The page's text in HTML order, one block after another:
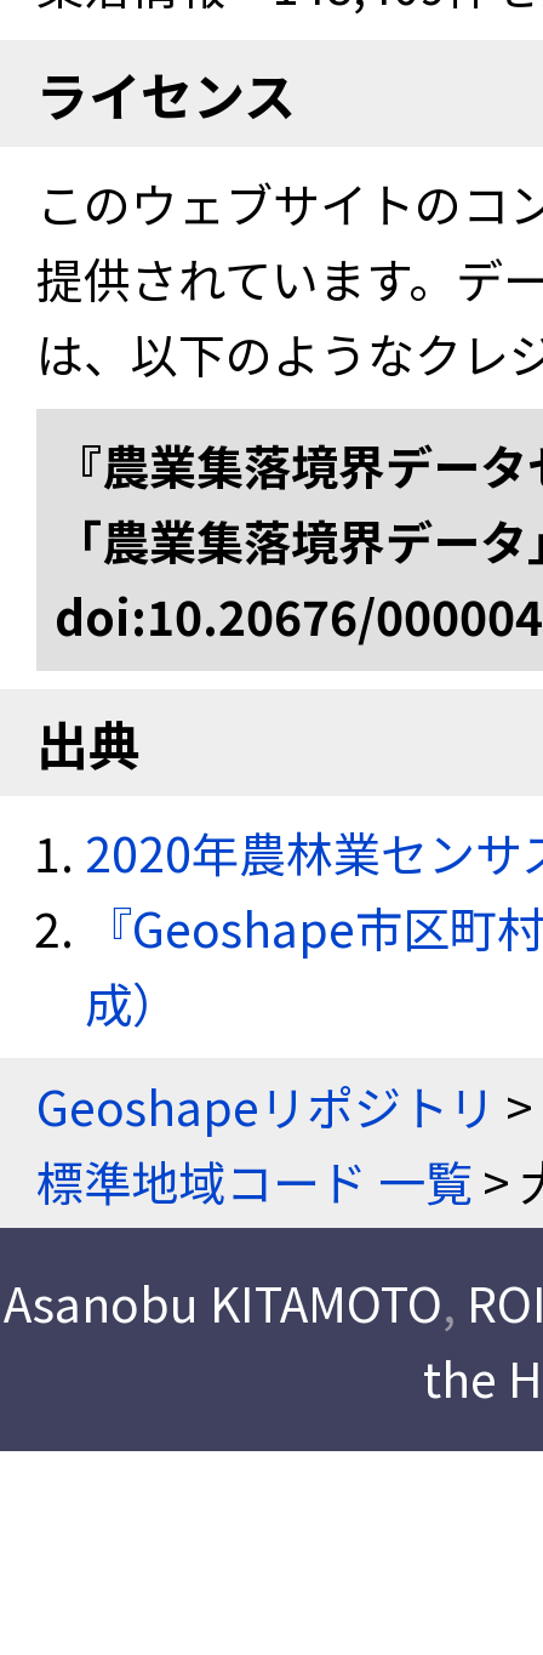
ライセンス
このウェブサイトのコ
提供されています。デ
は、以下のようなクレ
『農業集落境界デー
「農業集落境界デー
doi:10.20676/
出典
2020年農林業セン
『Geoshape市区町
成）
Geoshapeリポジトリ >
標準地域コード 一覧>
Asanobu KITAMOTO,
the